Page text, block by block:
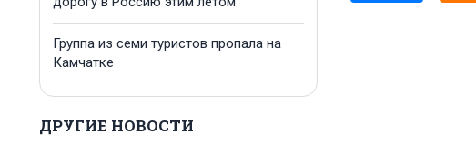
Группа из семи туристов пропала на
Камчатке
ДРУГИЕ НОВОСТИ